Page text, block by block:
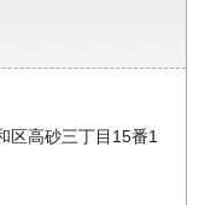
区高砂三丁目15番1